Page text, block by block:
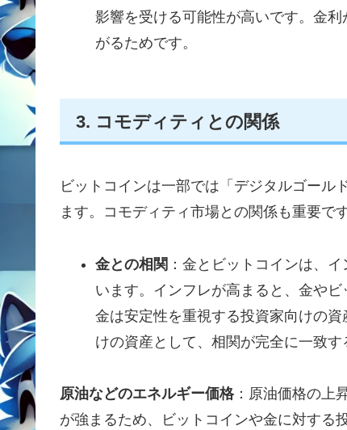
影響を受ける可能性が高いです。金
がるためです。
3. コモディティとの関係
ビットコインは一部では「デジタルゴール
ます。コモディティ市場との関係も重要です
金との相関 ：金とビットコインは、
います。インフレが高まると、金や
金は安定性を重視する投資家向けの
けの資産として、相関が完全に一致す
原油などのエネルギー価格：原油価格の上
が強まるため、ビットコインや金に対する